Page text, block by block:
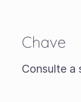
Chave
Consulte a